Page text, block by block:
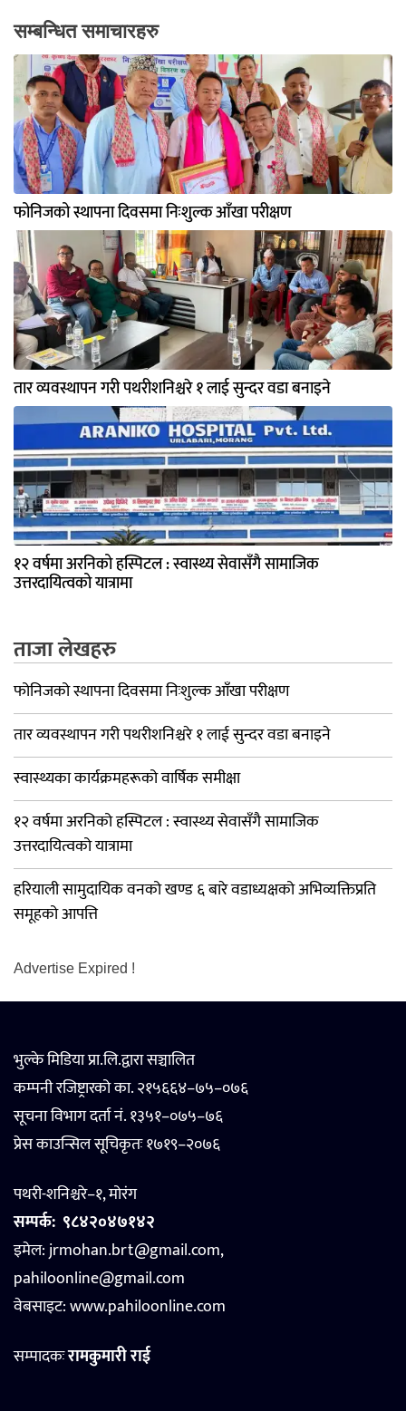
सम्बन्धित समाचारहरु
फोनिजको स्थापना दिवसमा निःशुल्क आँखा परीक्षण
तार व्यवस्थापन गरी पथरीशनिश्चरे १ लाई सुन्दर वडा बनाइने
१२ वर्षमा अरनिको हस्पिटल : स्वास्थ्य सेवासँगै सामाजिक
उत्तरदायित्वको यात्रामा
ताजा लेखहरु
फोनिजको स्थापना दिवसमा निःशुल्क आँखा परीक्षण
तार व्यवस्थापन गरी पथरीशनिश्चरे १ लाई सुन्दर वडा बनाइने
स्वास्थ्यका कार्यक्रमहरूको वार्षिक समीक्षा
१२ वर्षमा अरनिको हस्पिटल : स्वास्थ्य सेवासँगै सामाजिक
उत्तरदायित्वको यात्रामा
हरियाली सामुदायिक वनको खण्ड ६ बारे वडाध्यक्षको अभिव्यक्तिप्रति
समूहको आपत्ति
Advertise Expired !
भुल्के मिडिया प्रा.लि.द्वारा सञ्चालित
कम्पनी रजिष्ट्रारको का. २१५६६४–७५–०७६
सूचना विभाग दर्ता नं. १३५१–०७५–७६
प्रेस काउन्सिल सूचिकृतः १७१९–२०७६
पथरी-शनिश्चरे–१, मोरंग
सम्पर्क: ९८४२०४७१४२
इमेल: jrmohan.brt@gmail.com,
pahiloonline@gmail.com
वेबसाइट:www.pahiloonline.com
सम्पादकःरामकुमारी राई